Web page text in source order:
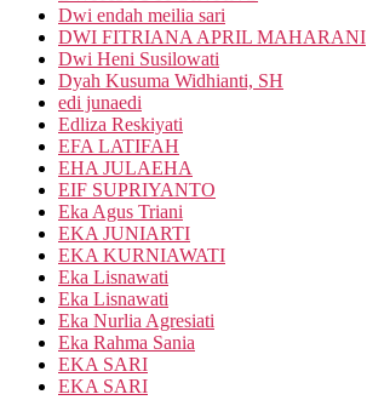
Dwi endah meilia sari
DWI FITRIANA APRIL MAHARANI
Dwi Heni Susilowati
Dyah Kusuma Widhianti, SH
edi junaedi
Edliza Reskiyati
EFA LATIFAH
EHA JULAEHA
EIF SUPRIYANTO
Eka Agus Triani
EKA JUNIARTI
EKA KURNIAWATI
Eka Lisnawati
Eka Lisnawati
Eka Nurlia Agresiati
Eka Rahma Sania
EKA SARI
EKA SARI